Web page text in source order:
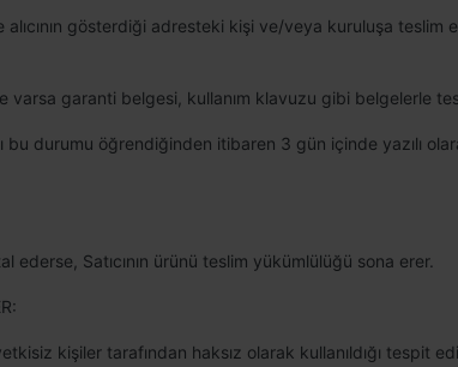
gösterdiği adresteki kişi ve/veya kuruluşa teslim
garanti belgesi, kullanım klavuzu gibi belgelerle
bu durumu öğrendiğinden itibaren 3 gün içinde yazılı
ederse, Satıcının ürünü teslim yükümlülüğü sona erer.
kişiler tarafından haksız olarak kullanıldığı tespit